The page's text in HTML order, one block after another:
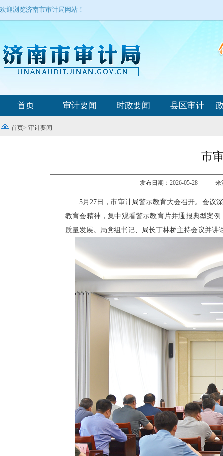
欢迎浏览济南市审计局网站！
首页 审计要闻 时政要闻 县区审计
首页> 审计要闻
市
发布日期：2026-05-28 来
5月27日，市审计局警示教育大会召开。会议
教育会精神，集中观看警示教育片并通报典型案
质量发展。局党组书记、局长丁林桥主持会议并讲